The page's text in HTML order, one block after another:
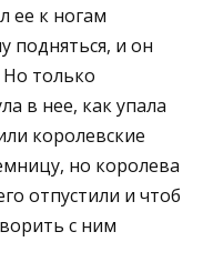
ее к ногам
подняться, и он
только
в нее, как упала
королевские
но королева
отпустили и чтоб
с ним